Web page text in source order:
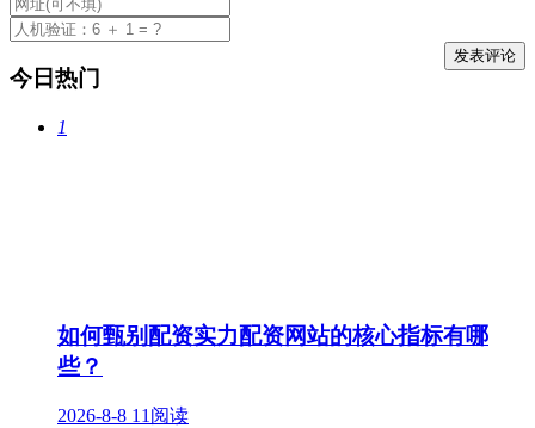
今日热门
1
如何甄别配资实力配资网站的核心指标有哪
些？
2026-8-8 11阅读